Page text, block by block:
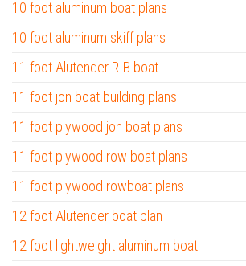
10 foot aluminum boat plans
10 foot aluminum skiff plans
11 foot Alutender RIB boat
11 foot jon boat building plans
11 foot plywood jon boat plans
11 foot plywood row boat plans
11 foot plywood rowboat plans
12 foot Alutender boat plan
12 foot lightweight aluminum boat